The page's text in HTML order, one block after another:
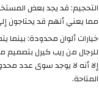
التحجيم: قد يجد بعض
مما يعني أنهم قد يحتاجون
خيارات ألوان محدودة: بينما
للرجال من ريب كيرل بتصميم
إلا أنه لا يوجد سوى عدد
المتاحة.